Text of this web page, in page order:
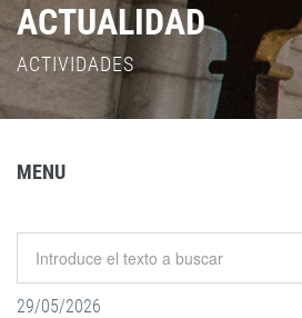
ACTUALIDAD
ACTIVIDADES
MENU
29/05/2026